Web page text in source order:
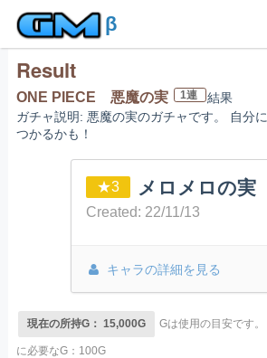
β
Result
ONE PIECE 悪魔の実 1連
結果
ガチャ説明: 悪魔の実のガチャです。 自分
つかるかも！
★3 メロメロの実
Created: 22/11/13
キャラの詳細を見る
現在の所持G： 15,000G Gは使用の目安です。
に必要なG：100G